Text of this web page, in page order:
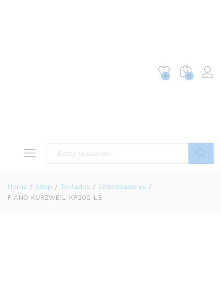
0 0
Home / Shop / Teclados / Sintetizadores /
PIANO KURZWEIL KP200 LB